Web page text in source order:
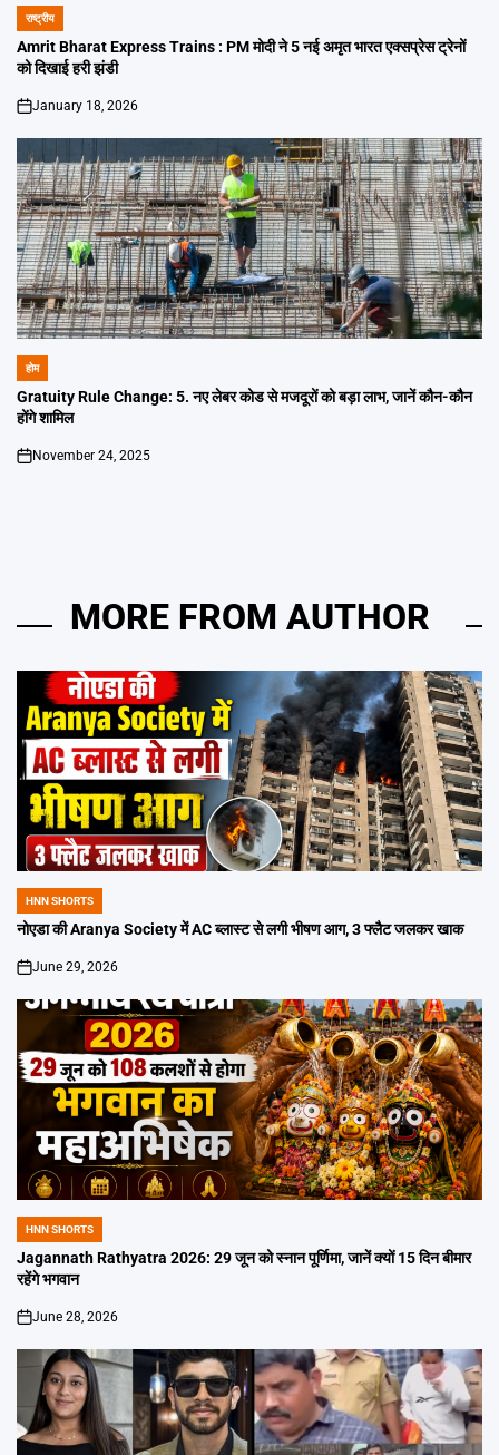
POSTED
IN
राष्ट्रीय
Amrit Bharat Express Trains : PM मोदी ने 5 नई अमृत भारत एक्सप्रेस ट्रेनों
को दिखाई हरी झंडी
on
January 18, 2026
POSTED
IN
होम
Gratuity Rule Change: 5. नए लेबर कोड से मजदूरों को बड़ा लाभ, जानें कौन-कौन
होंगे शामिल
on
November 24, 2025
MORE FROM AUTHOR
POSTED
IN
HNN SHORTS
नोएडा की Aranya Society में AC ब्लास्ट से लगी भीषण आग, 3 फ्लैट जलकर खाक
on
June 29, 2026
POSTED
IN
HNN SHORTS
Jagannath Rathyatra 2026: 29 जून को स्नान पूर्णिमा, जानें क्यों 15 दिन बीमार
रहेंगे भगवान
on
June 28, 2026